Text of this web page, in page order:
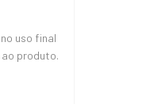
uso final
produto.